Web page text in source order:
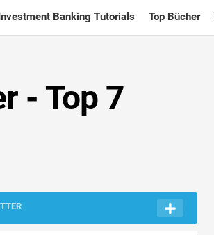
Banking Tutorials Top Bücher
- Top 7